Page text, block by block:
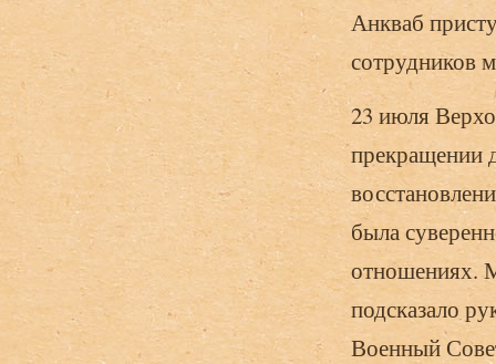
Анкваб
сотрудников
23 июля
прекращении
была
отношениях.
подсказало
Военный